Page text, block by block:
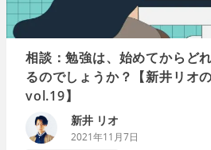
相談：勉強は、始めてからど
るのでしょうか？【新井リオ
vol.19】
新井 リオ
2021年11月7日